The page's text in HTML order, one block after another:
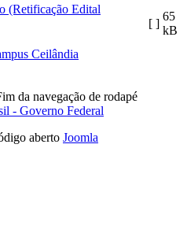
[ ]
65
kB
Ceilândia
da navegação de rodapé
aberto Joomla